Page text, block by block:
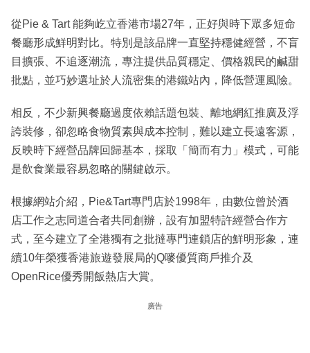
從Pie & Tart 能夠屹立香港市場27年，正好與時下眾多短命
餐廳形成鮮明對比。特別是該品牌一直堅持穩健經營，不盲
目擴張、不追逐潮流，專注提供品質穩定、價格親民的鹹甜
批點，並巧妙選址於人流密集的港鐵站內，降低營運風險。
相反，不少新興餐廳過度依賴話題包裝、離地網紅推廣及浮
誇裝修，卻忽略食物質素與成本控制，難以建立長遠客源，
反映時下經營品牌回歸基本，採取「簡而有力」模式，可能
是飲食業最容易忽略的關鍵啟示。
根據網站介紹，Pie&Tart專門店於1998年，由數位曾於酒
店工作之志同道合者共同創辦，設有加盟特許經營合作方
式，至今建立了全港獨有之批撻專門連鎖店的鮮明形象，連
續10年榮獲香港旅遊發展局的Q嘜優質商戶推介及
OpenRice優秀開飯熱店大賞。
廣告